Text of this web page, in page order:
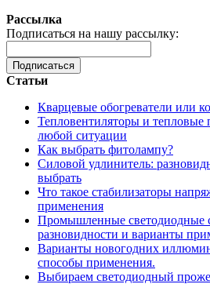
Рассылка
Подписаться на нашу рассылку:
Подписаться
Статьи
Кварцевые обогреватели или
Тепловентиляторы и тепловые
любой ситуации
Как выбрать фитолампу?
Силовой удлинитель:
выбрать
Что такое стабилизаторы
применения
Промышленные светодиодные
разновидности и варианты
Варианты новогодних
способы применения.
Выбираем светодиодный